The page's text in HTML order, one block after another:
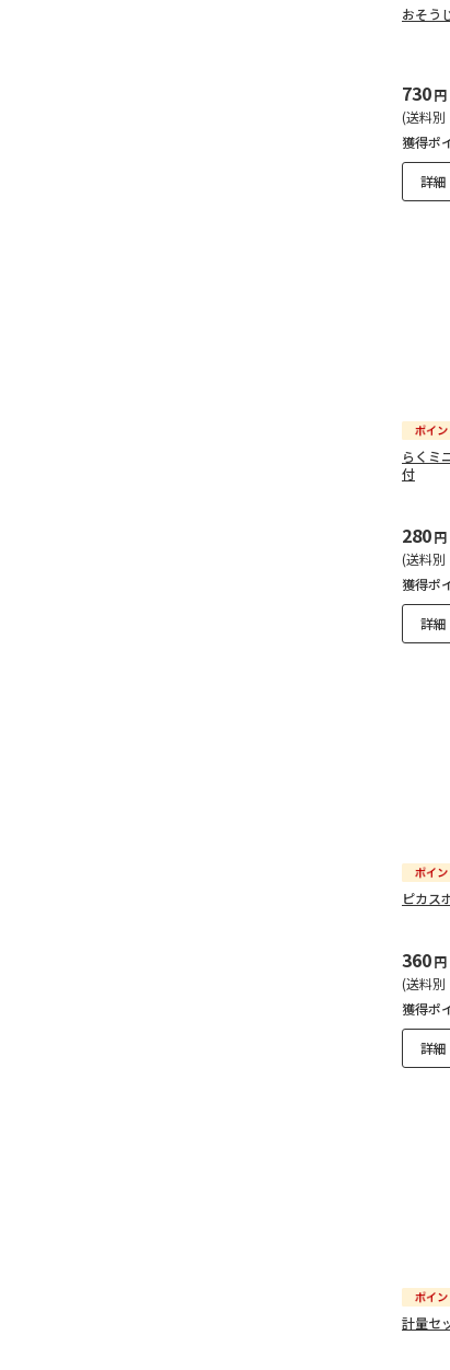
おそう
730円
(送料別
獲得ポ
詳細
らくミ
付
280円
(送料別
獲得ポ
詳細
ピカス
360円
(送料別
獲得ポ
詳細
計量セ